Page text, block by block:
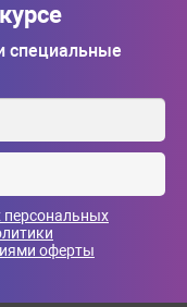
специальные
персональных
оферты